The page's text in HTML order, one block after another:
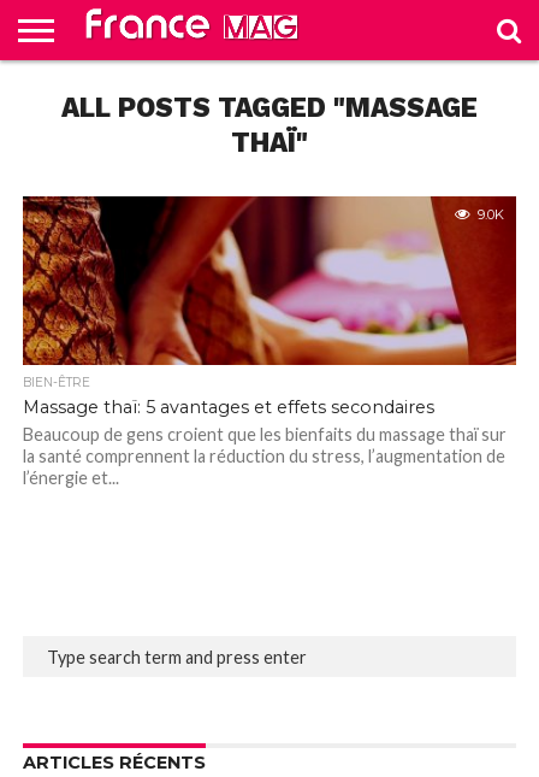
FROM
FRANCE
HOME
TEST
SLIDE
ALL POSTS TAGGED "MASSAGE
THAÏ"
9.0K
BIEN-ÊTRE
Massage thaï: 5 avantages et effets secondaires
Beaucoup de gens croient que les bienfaits du massage thaï sur
la santé comprennent la réduction du stress, l’augmentation de
l’énergie et...
ARTICLES RÉCENTS